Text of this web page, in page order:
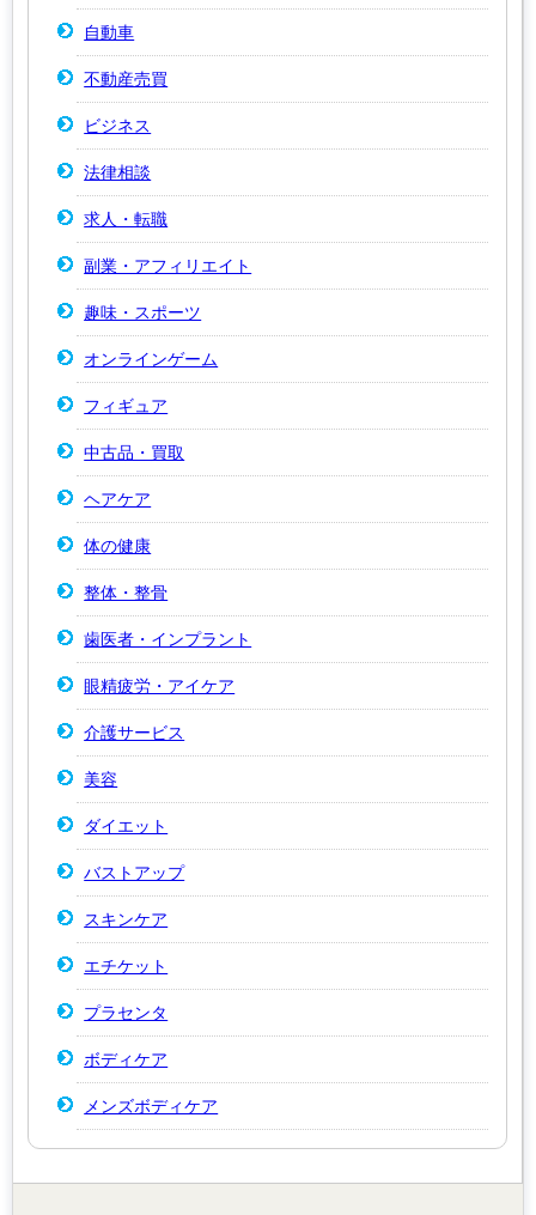
自動車
不動産売買
ビジネス
法律相談
求人・転職
副業・アフィリエイト
趣味・スポーツ
オンラインゲーム
フィギュア
中古品・買取
ヘアケア
体の健康
整体・整骨
歯医者・インプラント
眼精疲労・アイケア
介護サービス
美容
ダイエット
バストアップ
スキンケア
エチケット
プラセンタ
ボディケア
メンズボディケア